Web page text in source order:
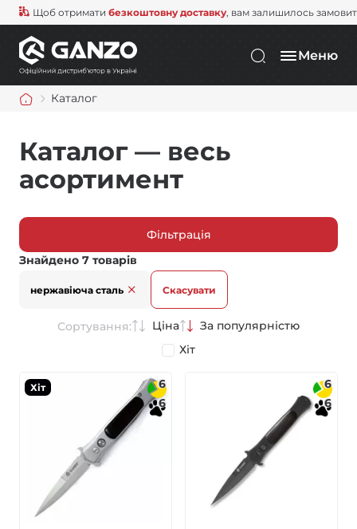
Щоб отримати безкоштовну доставку, вам залишилось
Меню
Каталог
Каталог — весь
асортимент
Фільтрація
Знайдено 7 товарів
нержавіюча сталь Скасувати
Сортування: Ціна
За популярністю
Хіт
Хіт
6
6
6
6